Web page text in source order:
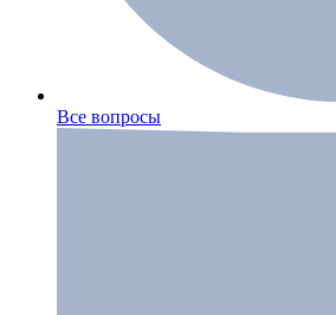
Все вопросы